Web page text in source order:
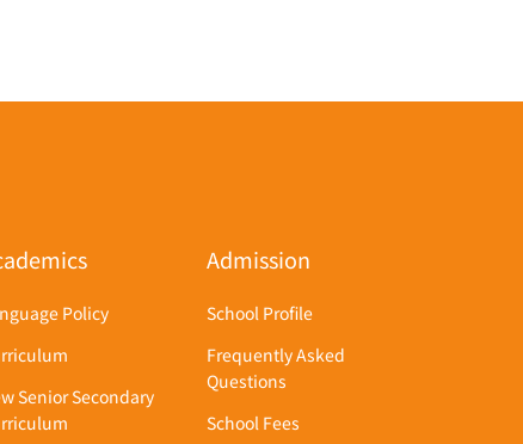
Policy
Senior Secondary
Admission
School Profile
Frequently Asked
Questions
School Fees